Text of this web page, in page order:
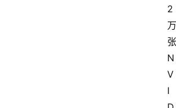
2
万
张
N
V
I